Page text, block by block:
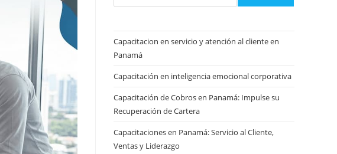
Capacitacion en servicio y atención al cliente en
Panamá
Capacitación en inteligencia emocional corporativa
Capacitación de Cobros en Panamá: Impulse su
Recuperación de Cartera
Capacitaciones en Panamá: Servicio al Cliente,
Ventas y Liderazgo